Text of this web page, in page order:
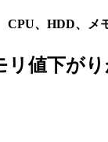
CPU、HDD、メ
リ値下が